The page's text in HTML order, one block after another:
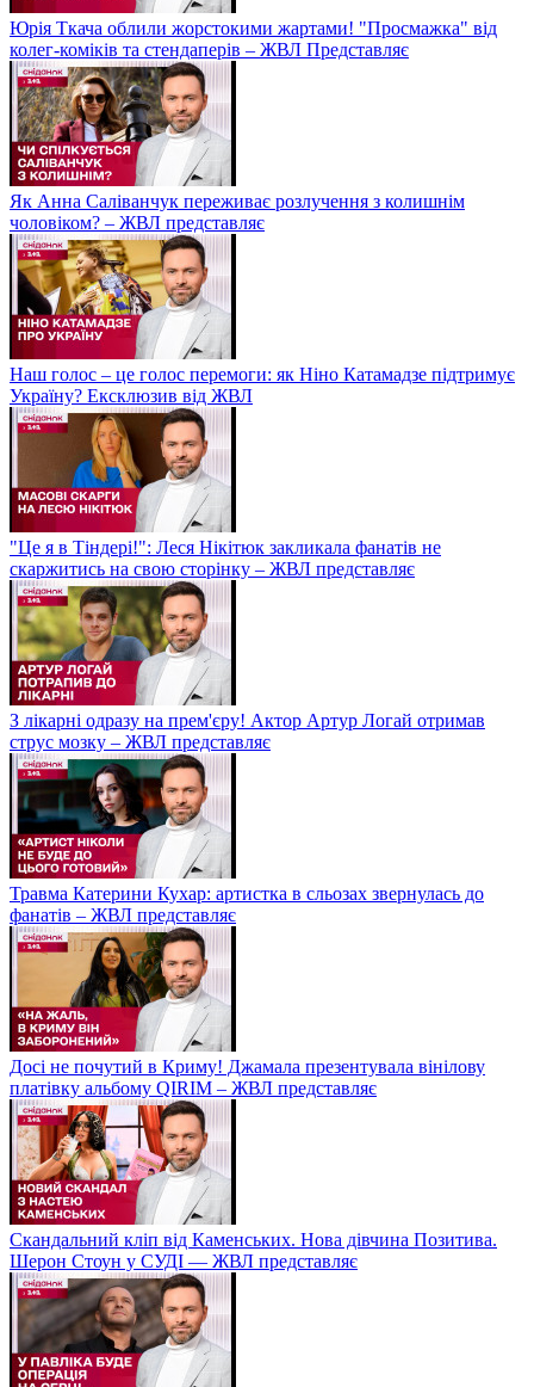
Юрія Ткача облили жорстокими жартами! "Просмажка" від
колег-коміків та стендаперів – ЖВЛ Представляє
Як Анна Саліванчук переживає розлучення з колишнім
чоловіком? – ЖВЛ представляє
Наш голос – це голос перемоги: як Ніно Катамадзе підтримує
Україну? Ексклюзив від ЖВЛ
"Це я в Тіндері!": Леся Нікітюк закликала фанатів не
скаржитись на свою сторінку – ЖВЛ представляє
З лікарні одразу на прем'єру! Актор Артур Логай отримав
струс мозку – ЖВЛ представляє
Травма Катерини Кухар: артистка в сльозах звернулась до
фанатів – ЖВЛ представляє
Досі не почутий в Криму! Джамала презентувала вінілову
платівку альбому QIRIM – ЖВЛ представляє
Скандальний кліп від Каменських. Нова дівчина Позитива.
Шерон Стоун у СУДІ — ЖВЛ представляє